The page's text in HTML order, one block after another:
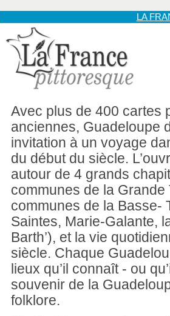
LA
Avec plus de 400 cartes
anciennes, Guadeloupe
invitation à un voyage
du début du siècle.
autour de 4 grands
communes de la Grande
communes de la Basse-
Saintes, Marie-Galante,
Barth’), et la vie
siècle. Chaque
lieux qu’il connaît - ou
souvenir de la
folklore.